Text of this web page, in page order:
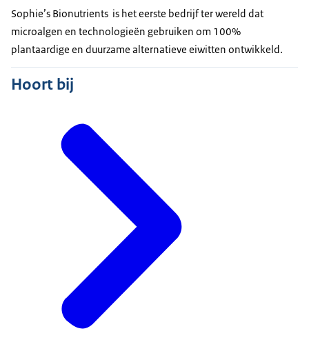
Sophie’s Bionutrients is het eerste bedrijf ter wereld dat
microalgen en technologieën gebruiken om 100%
plantaardige en duurzame alternatieve eiwitten ontwikkeld.
Hoort bij